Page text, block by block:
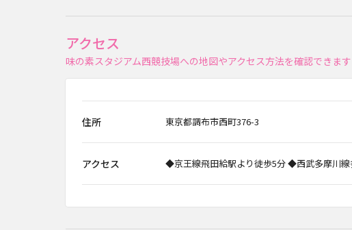
アクセス
味の素スタジアム西競技場への地図やアクセス方法を確認できます
住所 東京都調布市西町376-3
アクセス ◆京王線飛田給駅より徒歩5分 ◆西武多摩川線